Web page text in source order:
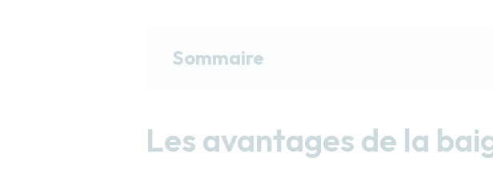
Sommaire
Choisir sa baignoire à porte
Les aides pour financer une baignoire à
Les avantages de la